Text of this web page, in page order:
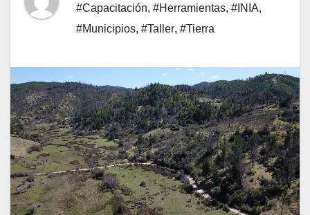
#Capacitación, #Herramientas, #INIA,
#Municipios, #Taller, #Tierra